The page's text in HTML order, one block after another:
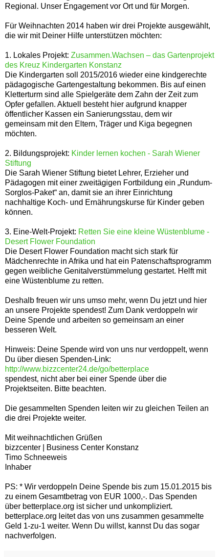
Regional. Unser Engagement vor Ort und für Morgen.
Für Weihnachten 2014 haben wir drei Projekte ausgewählt,
die wir mit Deiner Hilfe unterstützen möchten:
1. Lokales Projekt: Zusammen.Wachsen – das Gartenprojekt
des Kreuz Kindergarten Konstanz
Die Kindergarten soll 2015/2016 wieder eine kindgerechte
pädagogische Gartengestaltung bekommen. Bis auf einen
Kletterturm sind alle Spielgeräte dem Zahn der Zeit zum
Opfer gefallen. Aktuell besteht hier aufgrund knapper
öffentlicher Kassen ein Sanierungsstau, dem wir
gemeinsam mit den Eltern, Träger und Kiga begegnen
möchten.
2. Bildungsprojekt: Kinder lernen kochen - Sarah Wiener
Stiftung
Die Sarah Wiener Stiftung bietet Lehrer, Erzieher und
Pädagogen mit einer zweitägigen Fortbildung ein „Rundum-
Sorglos-Paket“ an, damit sie an ihrer Einrichtung
nachhaltige Koch- und Ernährungskurse für Kinder geben
können.
3. Eine-Welt-Projekt: Retten Sie eine kleine Wüstenblume -
Desert Flower Foundation
Die Desert Flower Foundation macht sich stark für
Mädchenrechte in Afrika und hat ein Patenschaftsprogramm
gegen weibliche Genitalverstümmelung gestartet. Helft mit
eine Wüstenblume zu retten.
Deshalb freuen wir uns umso mehr, wenn Du jetzt und hier
an unsere Projekte spendest! Zum Dank verdoppeln wir
Deine Spende und arbeiten so gemeinsam an einer
besseren Welt.
Hinweis: Deine Spende wird von uns nur verdoppelt, wenn
Du über diesen Spenden-Link:
http://www.bizzcenter24.de/go/betterplace
spendest, nicht aber bei einer Spende über die
Projektseiten. Bitte beachten.
Die gesammelten Spenden leiten wir zu gleichen Teilen an
die drei Projekte weiter.
Mit weihnachtlichen Grüßen
bizzcenter | Business Center Konstanz
Timo Schneeweis
Inhaber
PS: * Wir verdoppeln Deine Spende bis zum 15.01.2015 bis
zu einem Gesamtbetrag von EUR 1000,-. Das Spenden
über betterplace.org ist sicher und unkompliziert.
betterplace.org leitet das von uns zusammen gesammelte
Geld 1-zu-1 weiter. Wenn Du willst, kannst Du das sogar
nachverfolgen.